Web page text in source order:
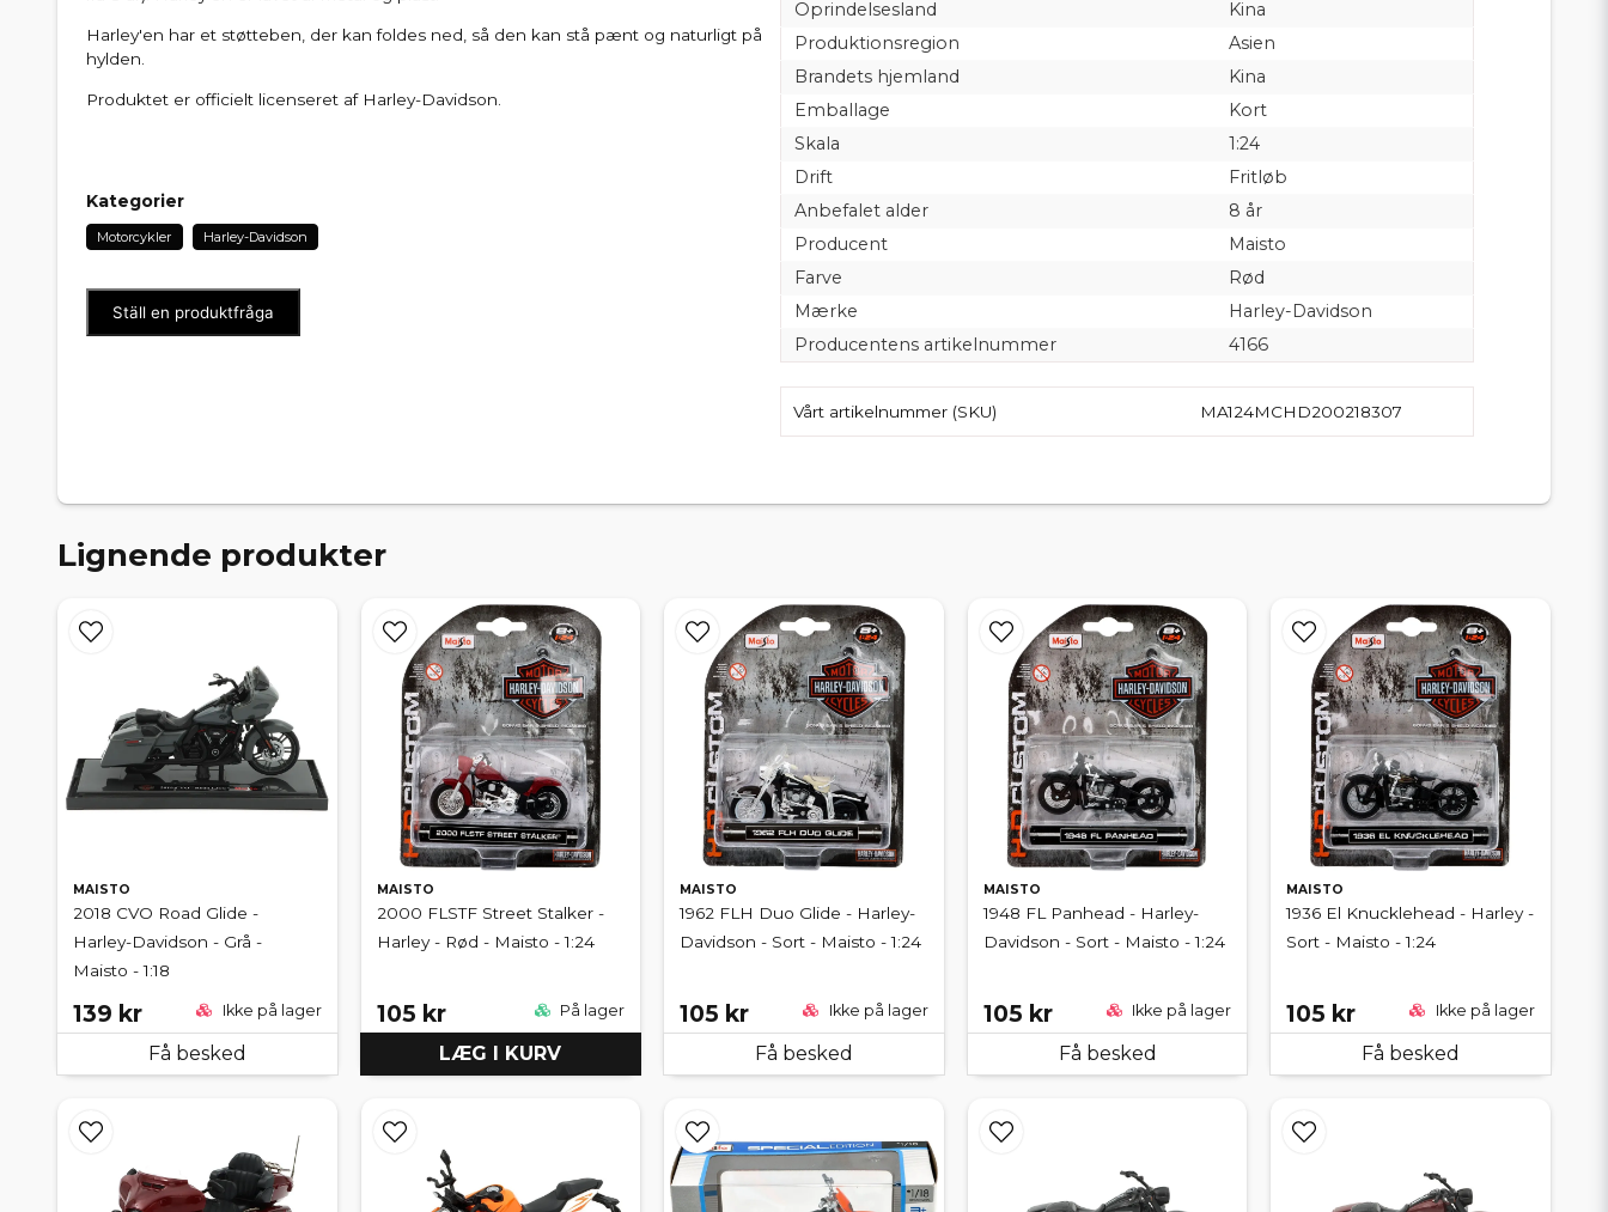
Harley'en har et støtteben, der kan foldes ned, så den kan stå pænt og naturligt på
hylden.
Produktet er officielt licenseret af Harley-Davidson.
Kategorier
Motorcykler Harley-Davidson
Ställ en produktfråga
Oprindelsesland
Kina
Produktionsregion
Asien
Brandets hjemland
Kina
Emballage
Kort
Skala
1:24
Drift
Fritløb
Anbefalet alder
8 år
Producent
Maisto
Farve
Rød
Mærke
Harley-Davidson
Producentens artikelnummer
4166
Vårt artikelnummer (SKU) MA124MCHD200218307
Lignende produkter
MAISTO
2018 CVO Road Glide -
Harley-Davidson - Grå -
Maisto - 1:18
139 kr Ikke på lager
Få besked
MAISTO
2000 FLSTF Street Stalker -
Harley - Rød - Maisto - 1:24
105 kr På lager
LÆG I KURV
MAISTO
1962 FLH Duo Glide - Harley-
Davidson - Sort - Maisto - 1:24
105 kr Ikke på lager
Få besked
MAISTO
1948 FL Panhead - Harley-
Davidson - Sort - Maisto - 1:24
105 kr Ikke på lager
Få besked
MAISTO
1936 El Knucklehead - Harley -
Sort - Maisto - 1:24
105 kr Ikke på lager
Få besked